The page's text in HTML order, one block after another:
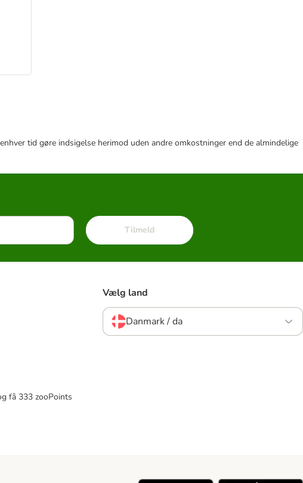
tid gøre indsigelse herimod uden andre omkostninger end de almindelige
Tilmeld
få 333 zooPoints
Vælg land
Danmark / da